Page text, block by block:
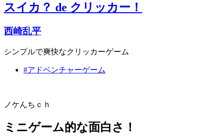
スイカ？ de クリッカー！
西崎乱平
シンプルで爽快なクリッカーゲーム
#アドベンチャーゲーム
ノケんちｃｈ
ミニゲーム的な面白さ！